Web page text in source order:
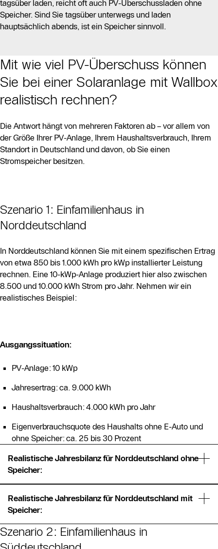
tagsüber laden, reicht oft auch PV-Überschussladen ohne
Speicher. Sind Sie tagsüber unterwegs und laden
hauptsächlich abends, ist ein Speicher sinnvoll.
Mit wie viel PV-Überschuss können
Sie bei einer Solaranlage mit Wallbox
realistisch rechnen?
Die Antwort hängt von mehreren Faktoren ab – vor allem von
der Größe Ihrer PV-Anlage, Ihrem Haushaltsverbrauch, Ihrem
Standort in Deutschland und davon, ob Sie einen
Stromspeicher besitzen.
Szenario 1: Einfamilienhaus in
Norddeutschland
In Norddeutschland können Sie mit einem spezifischen Ertrag
von etwa 850 bis 1.000 kWh pro kWp installierter Leistung
rechnen. Eine 10-kWp-Anlage produziert hier also zwischen
8.500 und 10.000 kWh Strom pro Jahr. Nehmen wir ein
realistisches Beispiel:
Ausgangssituation:
PV-Anlage: 10 kWp
Jahresertrag: ca. 9.000 kWh
Haushaltsverbrauch: 4.000 kWh pro Jahr
Eigenverbrauchsquote des Haushalts ohne E-Auto und
ohne Speicher: ca. 25 bis 30 Prozent
Realistische Jahresbilanz für Norddeutschland ohne
Speicher:
etwa 2.250 bis 2.700 kWh direkt, wenn der Strom gerade
produziert wird (bei 25 bis 30 Prozent
Eigenverbrauchsquote). Die restlichen 6.300 bis 6.750
kWh würden normalerweise ins Netz eingespeist. Genau
Realistische Jahresbilanz für Norddeutschland mit
Speicher:
Mit einem passend dimensionierten Stromspeicher (für
eine 10-kWp-Anlage eignen sich 8 bis 10 kWh
Szenario 2: Einfamilienhaus in